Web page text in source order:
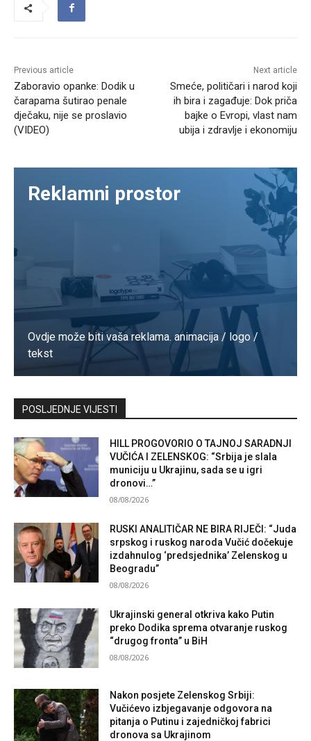
Previous article
Zaboravio opanke: Dodik u
čarapama šutirao penale
dječaku, nije se proslavio
(VIDEO)
Next article
Smeće, političari i narod koji
ih bira i zagađuje: Dok priča
bajke o Evropi, vlast nam
ubija i zdravlje i ekonomiju
Reklamni prostor
Ovdje može biti vaša reklama. animacija / logo /
tekst
Kontaktirajte nas
POSLJEDNJE VIJESTI
HILL PROGOVORIO O TAJNOJ SARADNJI
VUČIĆA I ZELENSKOG: “Srbija je slala
municiju u Ukrajinu, sada se u igri
dronovi…”
08/08/2026
RUSKI ANALITIČAR NE BIRA RIJEČI: “Juda
srpskog i ruskog naroda Vučić dočekuje
izdahnulog ‘predsjednika’ Zelenskog u
Beogradu”
08/08/2026
Ukrajinski general otkriva kako Putin
preko Dodika sprema otvaranje ruskog
“drugog fronta” u BiH
08/08/2026
Nakon posjete Zelenskog Srbiji:
Vučićevo izbjegavanje odgovora na
pitanja o Putinu i zajedničkoj fabrici
dronova sa Ukrajinom